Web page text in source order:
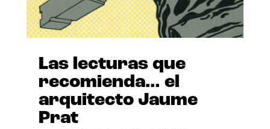
Las lecturas que
recomienda… el
arquitecto Jaume
Prat